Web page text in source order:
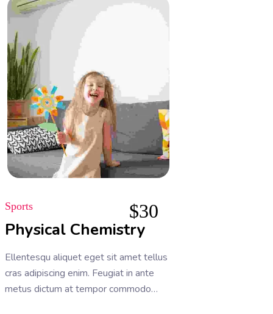
elit. A erat nam at lectus urna duis
convallis
Sports
Physical Chemistry
Ellentesqu aliquet eget sit amet tellus
cras adipiscing enim. Feugiat in ante
metus dictum at tempor commodo
$30